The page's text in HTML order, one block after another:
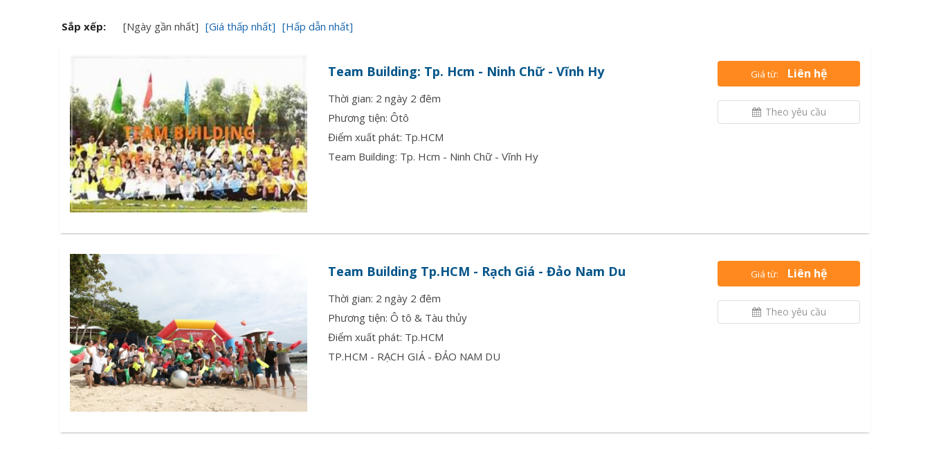
Sắp xếp: [Ngày gần nhất] [Giá thấp nhất] [Hấp dẫn nhất]
Team Building: Tp. Hcm - Ninh Chữ - Vĩnh Hy
Thời gian: 2 ngày 2 đêm
Phương tiện: Ôtô
Điểm xuất phát: Tp.HCM
Team Building: Tp. Hcm - Ninh Chữ - Vĩnh Hy
Giá từ: Liên hệ
Theo yêu cầu
Team Building Tp.HCM - Rạch Giá - Đảo Nam Du
Thời gian: 2 ngày 2 đêm
Phương tiện: Ô tô & Tàu thủy
Điểm xuất phát: Tp.HCM
TP.HCM - RẠCH GIÁ - ĐẢO NAM DU
Giá từ: Liên hệ
Theo yêu cầu